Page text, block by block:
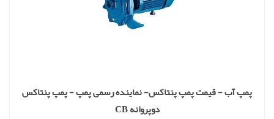
پمپ آب - قیمت پمپ پنتاکس- نماینده رسمی پمپ - پمپ پنتاکس
دوپروانه CB